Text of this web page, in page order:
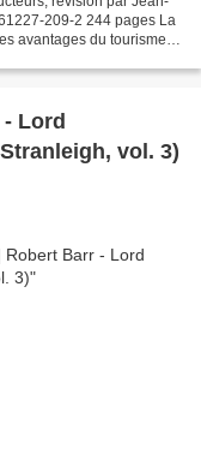
209-2 244 pages La
avantages du tourisme
Lord
vol. 3)